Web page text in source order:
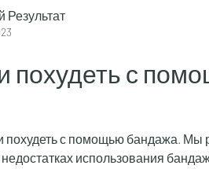
похудеть с
похудеть с помощью бандажа. Мы
использования